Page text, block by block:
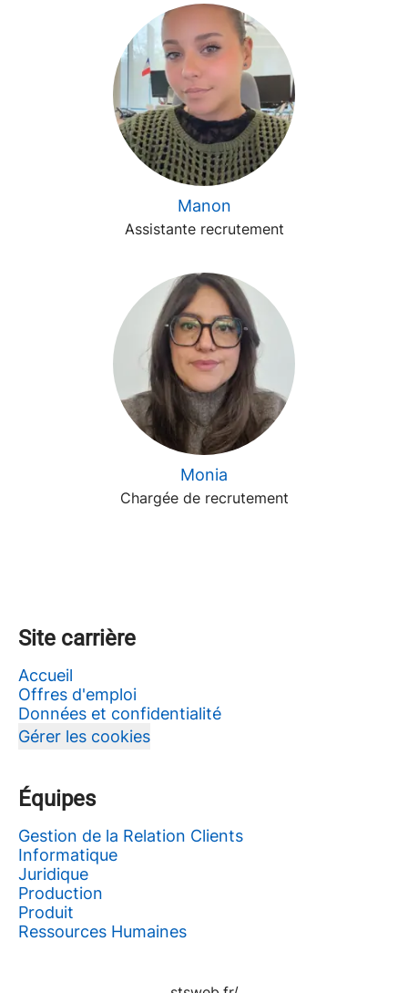
Manon
Assistante recrutement
Monia
Chargée de recrutement
Site carrière
Accueil
Offres d'emploi
Données et confidentialité
Gérer les cookies
Équipes
Gestion de la Relation Clients
Informatique
Juridique
Production
Produit
Ressources Humaines